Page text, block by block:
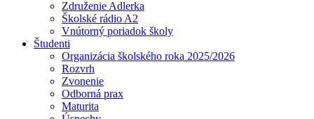
Združenie Adlerka
Školské rádio A2
Vnútorný poriadok školy
Študenti
Organizácia školského roka 2025/2026
Rozvrh
Zvonenie
Odborná prax
Maturita